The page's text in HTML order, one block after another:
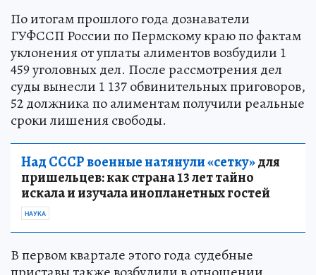
По итогам прошлого года дознаватели
ГУФССП России по Пермскому краю по фактам
уклонения от уплаты алиментов возбудили 1
459 уголовных дел. После рассмотрения дел
суды вынесли 1 137 обвинительных приговоров,
52 должника по алиментам получили реальные
сроки лишения свободы.
Над СССР военные натянули «сетку»для
пришельцев: как страна 13 лет тайно
искала и изучала инопланетных гостей
НАУКА
В первом квартале этого года судебные